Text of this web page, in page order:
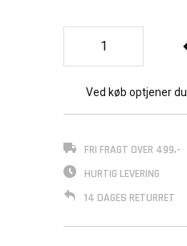
Ved køb optjener du
FRI FRAGT OVER 499,-
HURTIG LEVERING
14 DAGES RETURRET